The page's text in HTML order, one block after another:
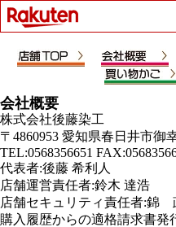
会社概要
株式会社後藤染工
〒4860953 愛知県春日井市御
TEL:0568356651
代表者:後藤 希利人
店舗運営責任者:鈴木 達浩
店舗セキュリティ責任者:錦
購入履歴からの適格請求書発